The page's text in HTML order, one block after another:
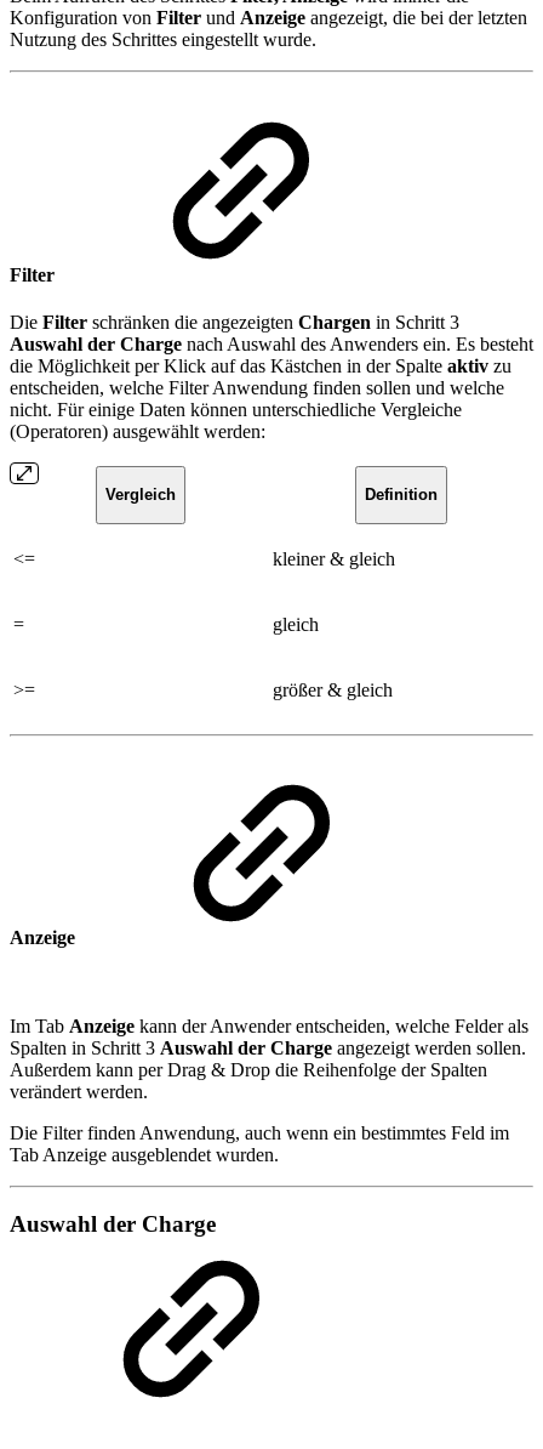
Konfiguration von Filter und Anzeige angezeigt, die bei der letzten
Nutzung des Schrittes eingestellt wurde.
Filter
Die Filter schränken die angezeigten Chargen in Schritt 3
Auswahl der Charge nach Auswahl des Anwenders ein. Es besteht
die Möglichkeit per Klick auf das Kästchen in der Spalte aktiv zu
entscheiden, welche Filter Anwendung finden sollen und welche
nicht. Für einige Daten können unterschiedliche Vergleiche
(Operatoren) ausgewählt werden:
Vergleich Definition
<= kleiner & gleich
= gleich
>= größer & gleich
Anzeige
Im Tab Anzeige kann der Anwender entscheiden, welche Felder als
Spalten in Schritt 3 Auswahl der Charge angezeigt werden sollen.
Außerdem kann per Drag & Drop die Reihenfolge der Spalten
verändert werden.
Die Filter finden Anwendung, auch wenn ein bestimmtes Feld im
Tab Anzeige ausgeblendet wurden.
Auswahl der Charge